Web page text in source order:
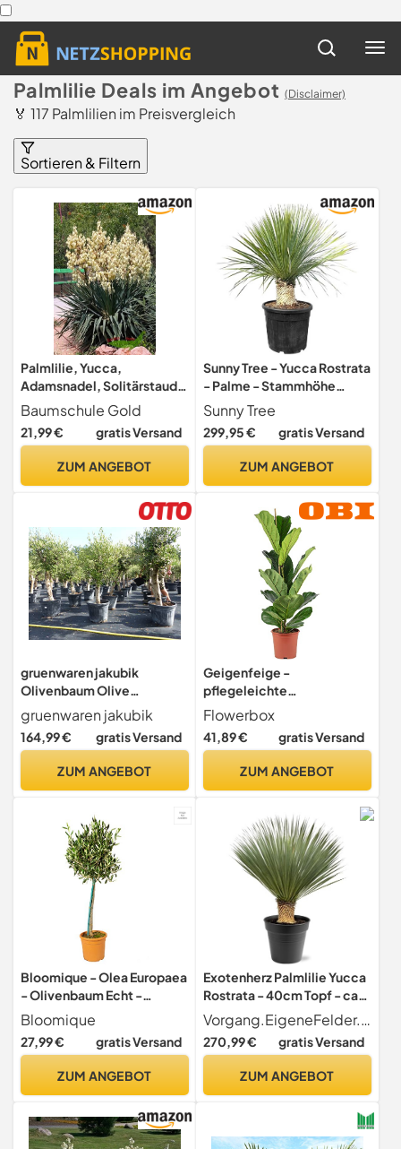
Palmlilie Deals im Angebot (Disclaimer)
🏅 117 Palmlilien im Preisvergleich
Sortieren & Filtern
Palmlilie, Yucca,
Adamsnadel, Solitärstaude
im Topf
Baumschule Gold
21,99 € gratis Versand
ZUM ANGEBOT
Sunny Tree - Yucca Rostrata
- Palme - Stammhöhe
20/30 cm - 120 cm -
Winterhart- Palmlilie
Sunny Tree
299,95 € gratis Versand
ZUM ANGEBOT
gruenwaren jakubik
Olivenbaum Olive
'Angebot' 150-180 cm,
beste Qualität, winterhart,
Olea Europaea, dicke
gruenwaren jakubik
164,99 € gratis Versand
ZUM ANGEBOT
Geigenfeige -
pflegeleichte
Zimmerpflanze, Ficus
Lyrata - Höhe ca. 100 cm,
Topf-Ø 21 cm
Flowerbox
41,89 € gratis Versand
ZUM ANGEBOT
Bloomique - Olea Europaea
- Olivenbaum Echt -
Gartenpflanzen Winterhart
- Höhe 80-90 cm - Topf 19
cm
Bloomique
27,99 € gratis Versand
ZUM ANGEBOT
Exotenherz Palmlilie Yucca
Rostrata - 40cm Topf - ca.
100-120cm hoch
Vorgang.EigeneFelder.Bullet_Point.bullet_point2
270,99 € gratis Versand
ZUM ANGEBOT